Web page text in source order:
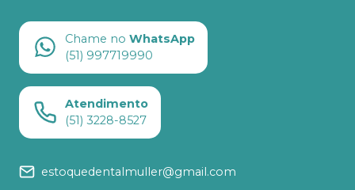
Chame no WhatsApp
(51) 997719990
Atendimento
(51) 3228-8527
estoquedentalmuller@gmail.com